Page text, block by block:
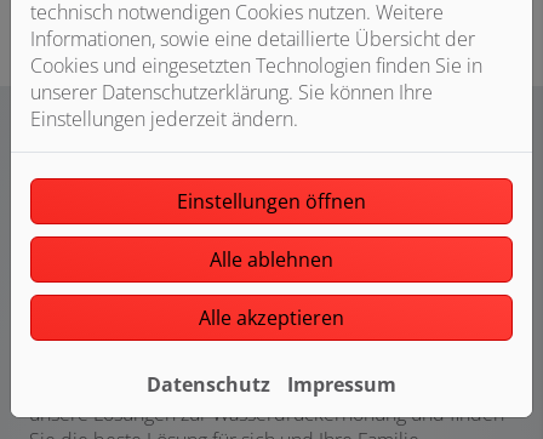
Finden Sie Ihre Lösung
zur Erhöhung des
Wasserdrucks
Auch wenn wir alle Probleme mit geringem
die gleiche Lösung brauchen. Informieren Sie sich über
unsere Lösungen zur Wasserdruckerhöhung und finden
technisch notwendigen Cookies nutzen. Weitere
Informationen, sowie eine detaillierte Übersicht der
Cookies und eingesetzten Technologien finden Sie in
unserer Datenschutzerklärung. Sie können Ihre
Einstellungen jederzeit ändern.
Einstellungen öffnen
Alle ablehnen
Alle akzeptieren
Datenschutz Impressum